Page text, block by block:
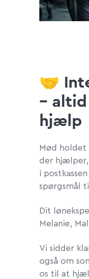
🤝
–
hjælp
Mød holdet
der hjælper,
i
spørgsmål
Dit
Melanie,
Vi sidder
også om
os til at